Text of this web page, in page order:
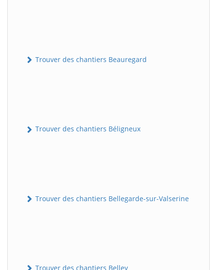
Trouver des chantiers Beauregard
Trouver des chantiers Béligneux
Trouver des chantiers Bellegarde-sur-Valserine
Trouver des chantiers Belley